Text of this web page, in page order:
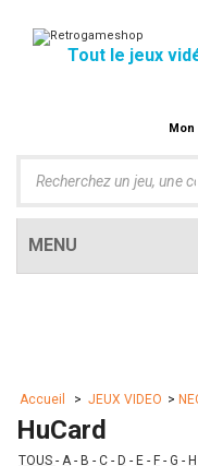
Tout le jeux
MENU
Accueil > JEUX VIDEO >
HuCard
TOUS - A- B - C - D - E - F - G - H